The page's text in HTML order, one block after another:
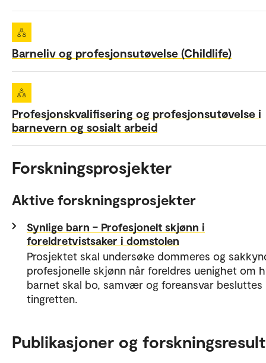
Barneliv og profesjonsutøvelse (Childlife)
Profesjonskvalifisering og profesjonsutøvelse i
barnevern og sosialt arbeid
Forskningsprosjekter
Aktive forskningsprosjekter
Synlige barn – Profesjonelt skjønn i
foreldretvistsaker i domstolen
Prosjektet skal undersøke dommeres og
profesjonelle skjønn når foreldres uenighet om
barnet skal bo, samvær og foreansvar besluttes
tingretten.
Publikasjoner og